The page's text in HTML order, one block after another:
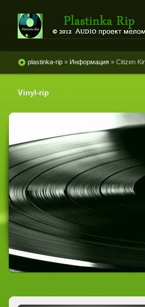
винила и
plastinka-rip » Информация » Citizen
Vinyl-rip